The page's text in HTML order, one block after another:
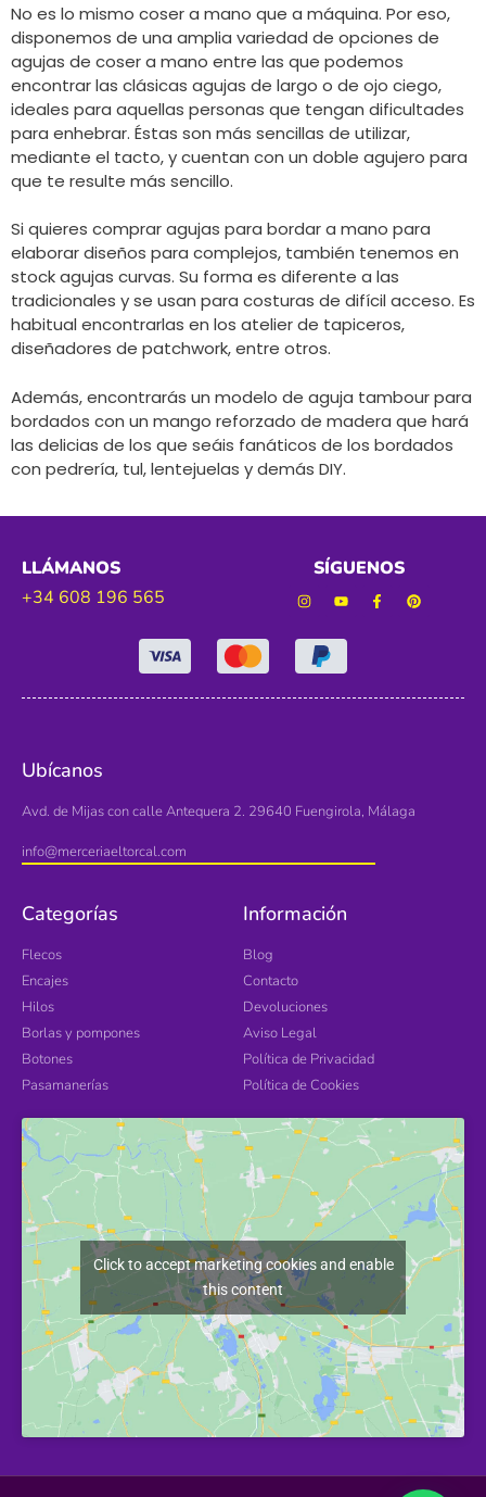
No es lo mismo coser a mano que a máquina. Por eso,
disponemos de una amplia variedad de opciones de
agujas de coser a mano entre las que podemos
encontrar las clásicas agujas de largo o de ojo ciego,
ideales para aquellas personas que tengan dificultades
para enhebrar. Éstas son más sencillas de utilizar,
mediante el tacto, y cuentan con un doble agujero para
que te resulte más sencillo.
Si quieres comprar agujas para bordar a mano para
elaborar diseños para complejos, también tenemos en
stock agujas curvas. Su forma es diferente a las
tradicionales y se usan para costuras de difícil acceso. Es
habitual encontrarlas en los atelier de tapiceros,
diseñadores de patchwork, entre otros.
Además, encontrarás un modelo de aguja tambour para
bordados con un mango reforzado de madera que hará
las delicias de los que seáis fanáticos de los bordados
con pedrería, tul, lentejuelas y demás DIY.
LLÁMANOS
+34 608 196 565
SÍGUENOS
Ubícanos
Avd. de Mijas con calle Antequera 2. 29640 Fuengirola, Málaga
info@merceriaeltorcal.com
Categorías
Flecos
Encajes
Hilos
Borlas y pompones
Botones
Pasamanerías
Información
Blog
Contacto
Devoluciones
Aviso Legal
Política de Privacidad
Política de Cookies
Click to accept marketing cookies and enable
this content